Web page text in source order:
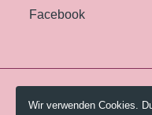
Facebook
© 2026 Pestalozzi-
Wir verwenden Cookies.